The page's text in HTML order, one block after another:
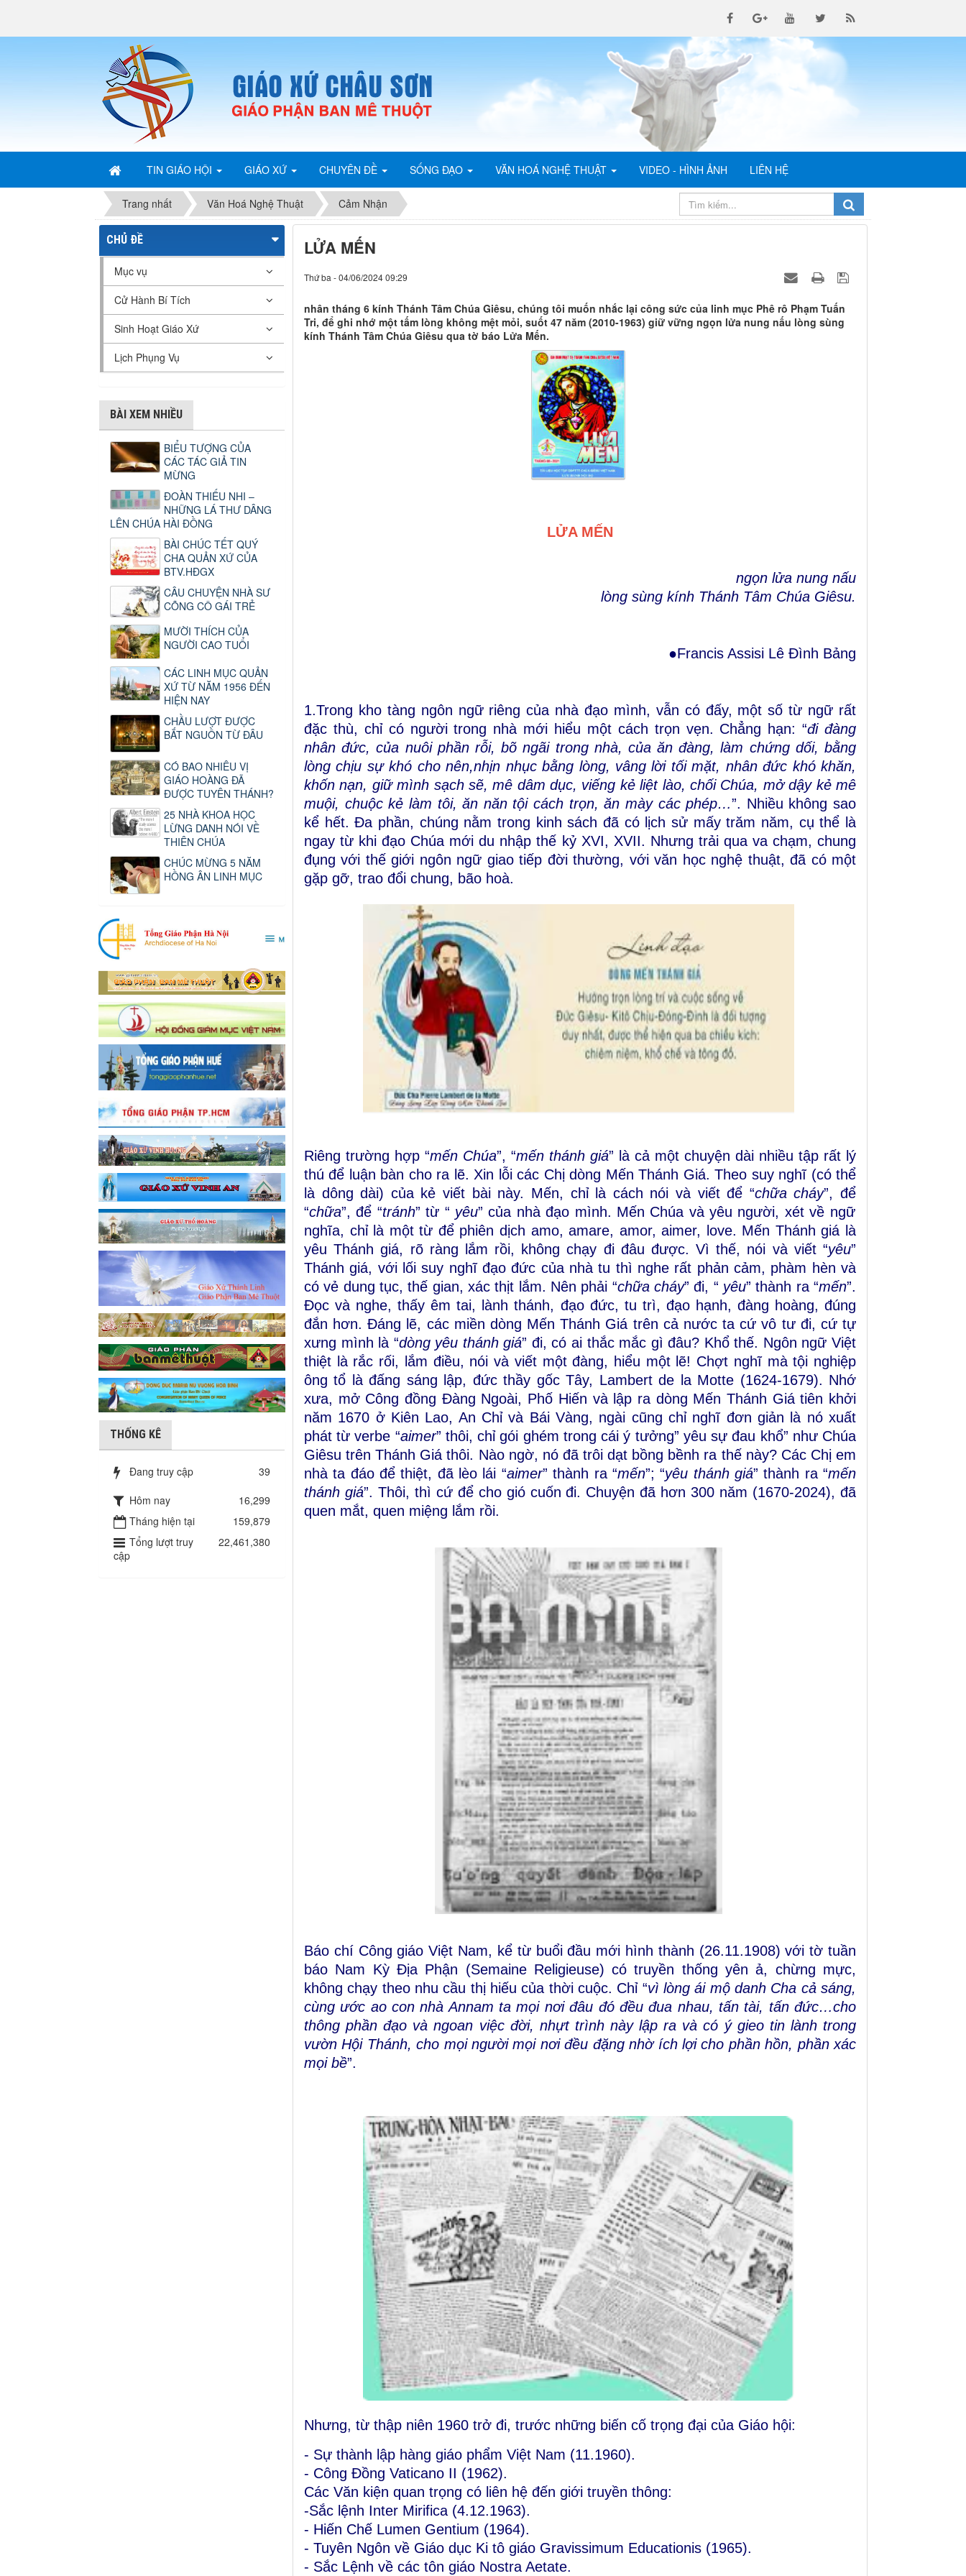
TIN GIÁO HỘI GIÁO XỨ CHUYÊN ĐỀ SỐNG ĐẠO VĂN HOÁ NGHỆ THUẬT VIDEO - HÌNH ẢNH LIÊN HỆ
Trang nhất Văn Hoá Nghệ Thuật Cảm Nhận
LỬA MẾN
Thứ ba - 04/06/2024 09:29
nhân tháng 6 kính Thánh Tâm Chúa Giêsu, chúng tôi muốn nhắc lại công sức của linh mục Phê rô Phạm Tuấn
Tri, để ghi nhớ một tấm lòng không mệt mỏi, suốt 47 năm (2010-1963) giữ vững ngọn lửa nung nấu lòng sùng
kính Thánh Tâm Chúa Giêsu qua tờ báo Lửa Mến.
LỬA MẾN
ngọn lửa nung nấu
lòng sùng kính Thánh Tâm Chúa Giêsu.
●Francis Assisi Lê Đình Bảng
1.Trong kho tàng ngôn ngữ riêng của nhà đạo mình, vẫn có đấy, một số từ ngữ rất
đặc thù, chỉ có người trong nhà mới hiểu một cách trọn vẹn. Chẳng hạn: “đi đàng
nhân đức, của nuôi phần rỗi, bõ ngãi trong nhà, của ăn đàng, làm chứng dối, bằng
lòng chịu sự khó cho nên,nhịn nhục bằng lòng, vâng lời tối mặt, nhân đức khó khăn,
khốn nạn, giữ mình sạch sẽ, mê dâm dục, viếng kẻ liệt lào, chối Chúa, mở dậy kẻ mê
muội, chuộc kẻ làm tôi, ăn năn tội cách trọn, ăn mày các phép…”. Nhiều không sao
kể hết. Đa phần, chúng nằm trong kinh sách đã có lịch sử mấy trăm năm, cụ thể là
ngay từ khi đạo Chúa mới du nhập thế kỷ XVI, XVII. Nhưng trải qua va chạm, chung
đụng với thế giới ngôn ngữ giao tiếp đời thường, với văn học nghệ thuật, đã có một
gặp gỡ, trao đổi chung, bão hoà.
Riêng trường hợp “mến Chúa”, “mến thánh giá” là cả một chuyện dài nhiều tập rất lý
thú để luận bàn cho ra lẽ. Xin lỗi các Chị dòng Mến Thánh Giá. Theo suy nghĩ (có thể
là dông dài) của kẻ viết bài này. Mến, chỉ là cách nói và viết để “chữa cháy”, để
“chữa”, để “tránh” từ “ yêu” của nhà đạo mình. Mến Chúa và yêu người, xét về ngữ
nghĩa, chỉ là một từ để phiên dịch amo, amare, amor, aimer, love. Mến Thánh giá là
yêu Thánh giá, rõ ràng lắm rồi, không chạy đi đâu được. Vì thế, nói và viết“yêu”
Thánh giá, với lối suy nghĩ đạo đức của nhà tu thì nghe rất phản cảm, phàm hèn và
có vẻ dung tục, thế gian, xác thịt lắm. Nên phải “chữa cháy” đi, “ yêu” thành ra “mến”.
Đọc và nghe, thấy êm tai, lành thánh, đạo đức, tu trì, đạo hạnh, đàng hoàng, đúng
đắn hơn. Đáng lẽ, các miền dòng Mến Thánh Giá trên cả nước ta cứ vô tư đi, cứ tự
xưng mình là “dòng yêu thánh giá” đi, có ai thắc mắc gì đâu? Khổ thế. Ngôn ngữ Việt
thiệt là rắc rối, lắm điều, nói và viết một đàng, hiểu một lẽ! Chợt nghĩ mà tội nghiệp
ông tổ là đấng sáng lập, đức thầy gốc Tây, Lambert de la Motte (1624-1679). Nhớ
xưa, mở Công đồng Đàng Ngoài, Phố Hiến và lập ra dòng Mến Thánh Giá tiên khởi
năm 1670 ở Kiên Lao, An Chỉ và Bái Vàng, ngài cũng chỉ nghĩ đơn giản là nó xuất
phát từ verbe “aimer” thôi, chỉ gói ghém trong cái ý tưởng” yêu sự đau khổ” như Chúa
Giêsu trên Thánh Giá thôi. Nào ngờ, nó đã trôi dạt bồng bềnh ra thế này? Các Chị em
nhà ta đáo để thiệt, đã lèo lái “aimer” thành ra “mến”; “yêu thánh giá” thành ra “mến
thánh giá”. Thôi, thì cứ để cho gió cuốn đi. Chuyện đã hơn 300 năm (1670-2024), đã
quen mắt, quen miệng lắm rồi.
Báo chí Công giáo Việt Nam, kể từ buổi đầu mới hình thành (26.11.1908) với tờ tuần
báo Nam Kỳ Địa Phận (Semaine Religieuse) có truyền thống yên ả, chừng mực,
không chạy theo nhu cầu thị hiếu của thời cuộc. Chỉ “vì lòng ái mộ danh Cha cả sáng,
cùng ước ao con nhà Annam ta mọi nơi đâu đó đều đua nhau, tấn tài, tấn đức…cho
thông phần đạo và ngoan việc đời, nhựt trình này lập ra và có ý gieo tin lành trong
vườn Hội Thánh, cho mọi người mọi nơi đều đặng nhờ ích lợi cho phần hồn, phần xác
mọi bề”.
Nhưng, từ thập niên 1960 trở đi, trước những biến cố trọng đại của Giáo hội:
- Sự thành lập hàng giáo phẩm Việt Nam (11.1960).
- Công Đồng Vaticano II (1962).
Các Văn kiện quan trọng có liên hệ đến giới truyền thông:
-Sắc lệnh Inter Mirifica (4.12.1963).
- Hiến Chế Lumen Gentium (1964).
- Tuyên Ngôn về Giáo dục Ki tô giáo Gravissimum Educationis (1965).
- Sắc Lệnh về các tôn giáo Nostra Aetate.
CHỦ ĐỀ
Mục vụ
Cử Hành Bí Tích
Sinh Hoạt Giáo Xứ
Lịch Phụng Vụ
BÀI XEM NHIỀU
BIỂU TƯỢNG CỦA
CÁC TÁC GIẢ TIN
MỪNG
ĐOÀN THIẾU NHI –
NHỮNG LÁ THƯ DÂNG
LÊN CHÚA HÀI ĐỒNG
BÀI CHÚC TẾT QUÝ
CHA QUẢN XỨ CỦA
BTV.HĐGX
CÂU CHUYỆN NHÀ SƯ
CÕNG CÔ GÁI TRẺ
MƯỜI THÍCH CỦA
NGƯỜI CAO TUỔI
CÁC LINH MỤC QUẢN
XỨ TỪ NĂM 1956 ĐẾN
HIỆN NAY
CHẦU LƯỢT ĐƯỢC
BẮT NGUỒN TỪ ĐÂU
CÓ BAO NHIÊU VỊ
GIÁO HOÀNG ĐÃ
ĐƯỢC TUYÊN THÁNH?
25 NHÀ KHOA HỌC
LỪNG DANH NÓI VỀ
THIÊN CHÚA
CHÚC MỪNG 5 NĂM
HỒNG ÂN LINH MỤC
THỐNG KÊ
Đang truy cập
39
Hôm nay
16,299
Tháng hiện tại
159,879
Tổng lượt truy
cập
22,461,380